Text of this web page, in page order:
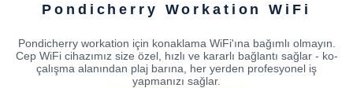
Pondicherry Workation WiFi
Pondicherry workation için konaklama WiFi'ına bağımlı olmayın.
Cep WiFi cihazımız size özel, hızlı ve kararlı bağlantı sağlar - ko-
çalışma alanından plaj barına, her yerden profesyonel iş
yapmanızı sağlar.